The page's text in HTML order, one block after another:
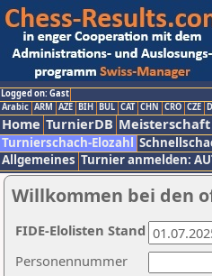
Logged on: Gast
Arabic ARM AZE BIH BUL CAT CHN CRO CZE
Home TurnierDB Meisterschaft
Turnierschach-Elozahl
Allgemeines Turnier anmelden:
Willkommen bei den
Personennummer
FIDE-Elolisten Stand